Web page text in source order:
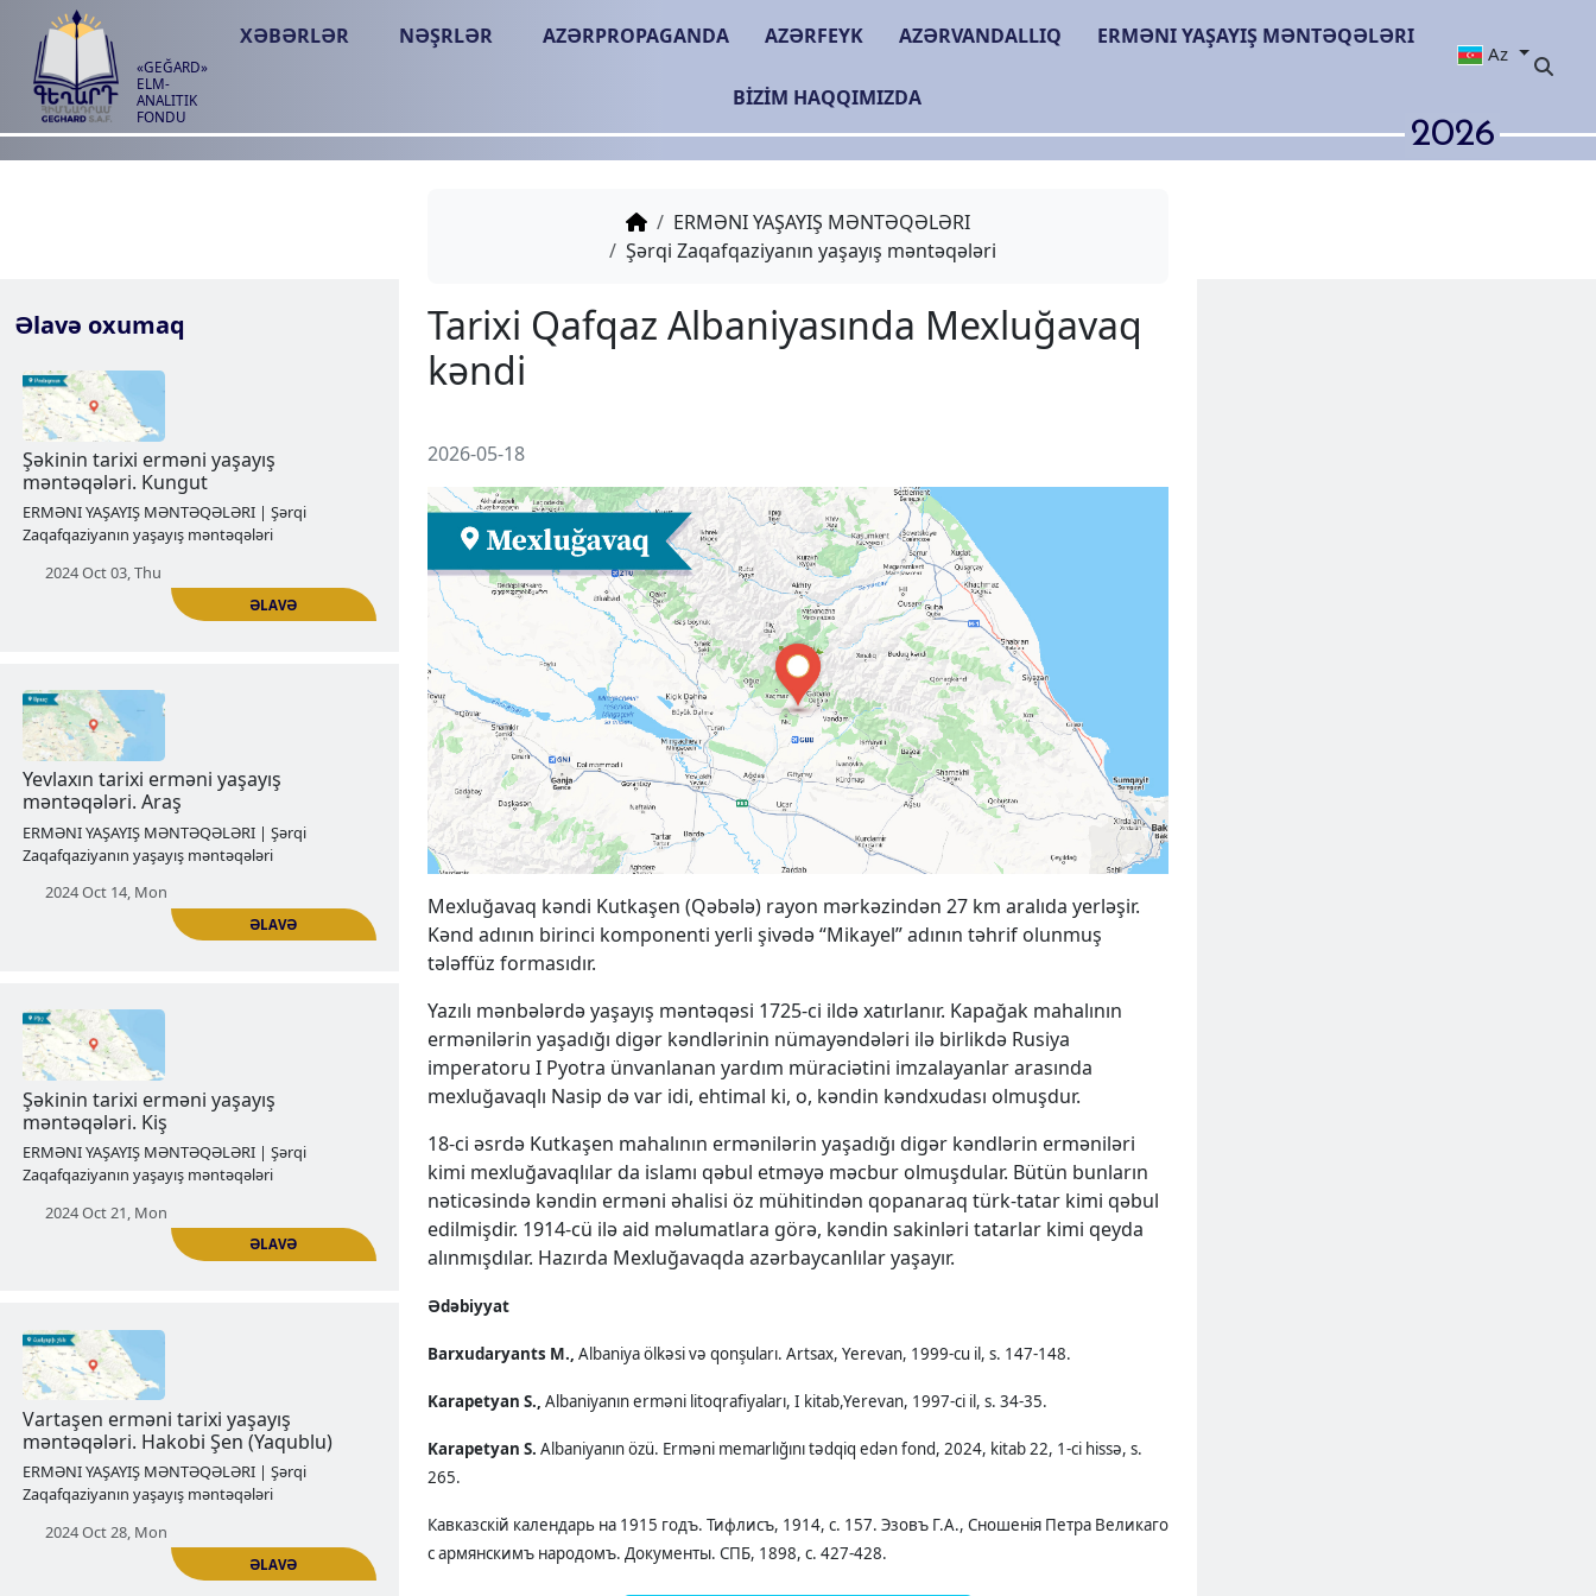
«GEĞARD»
ELM-
ANALITIK
FONDU
XƏBƏRLƏR NƏŞRLƏR AZƏRPROPAGANDA AZƏRFEYK AZƏRVANDALLIQ ERMƏNI YAŞAYIŞ MƏNTƏQƏLƏRI
BIZIM HAQQIMIZDA
Az
2026
Əlavə oxumaq
Şəkinin tarixi erməni yaşayış
məntəqələri. Kungut
2024 Oct 03, Thu
məntəqələri. Araş
ERMƏNI YAŞAYIŞ MƏNTƏQƏLƏRI | Şərqi
Zaqafqaziyanın yaşayış məntəqələri
2024 Oct 14, Mon
Şəkinin tarixi erməni yaşayış
məntəqələri. Kiş
ERMƏNI YAŞAYIŞ MƏNTƏQƏLƏRI | Şərqi
Zaqafqaziyanın yaşayış məntəqələri
ERMƏNI YAŞAYIŞ MƏNTƏQƏLƏRI
Şərqi Zaqafqaziyanın yaşayış məntəqələri
2026-05-18
Mexluğavaq kəndi Kutkaşen (Qəbələ) rayon mərkəzindən 27 km aralıda yerləşir.
Kənd adının birinci komponenti yerli şivədə “Mikayel” adının təhrif olunmuş
tələffüz formasıdır.
Yazılı mənbələrdə yaşayış məntəqəsi 1725-ci ildə xatırlanır. Kapağak mahalının
ermənilərin yaşadığı digər kəndlərinin nümayəndələri ilə birlikdə Rusiya
imperatoru I Pyotra ünvanlanan yardım müraciətini imzalayanlar arasında
mexluğavaqlı Nasip də var idi, ehtimal ki, o, kəndin kəndxudası olmuşdur.
18-ci əsrdə Kutkaşen mahalının ermənilərin yaşadığı digər kəndlərin erməniləri
kimi mexluğavaqlılar da islamı qəbul etməyə məcbur olmuşdular. Bütün bunların
nəticəsində kəndin erməni əhalisi öz mühitindən qopanaraq türk-tatar kimi qəbul
edilmişdir. 1914-cü ilə aid məlumatlara görə, kəndin sakinləri tatarlar kimi qeyda
alınmışdılar. Hazırda Mexluğavaqda azərbaycanlılar yaşayır.
Ədəbiyyat
Barxudaryants M., Albaniya ölkəsi və qonşuları. Artsax, Yerevan, 1999-cu il, s. 147-148.
Karapetyan S., Albaniyanın erməni litoqrafiyaları, I kitab,Yerevan, 1997-ci il, s. 34-35.
Karapetyan S. Albaniyanın özü. Erməni memarlığını tədqiq edən fond, 2024, kitab 22, 1-ci hissə, s.
265.
Кавказскій календарь на 1915 годъ. Тифлисъ, 1914, с. 157. Эзовъ Г.А., Сношенія Петра Великаго
с армянскимъ народомъ. Документы. СПБ, 1898, с. 427-428.